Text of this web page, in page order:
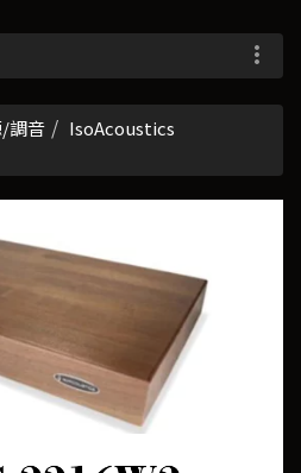
調音
IsoAcoustics